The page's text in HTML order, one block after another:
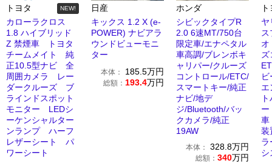
トヨタ NEW!
カローラクロス
1.8 ハイブリッド
Z 禁煙車 トヨタ
チームメイト 純
正10.5型ナビ 全
周囲カメラ レー
ダークルーズ ブ
ラインドスポット
モニター LEDシ
ーケンシャルター
ンランプ ハーフ
レザーシート パ
ワーシート
日産
キックス 1.2 X (e-
POWER) ナビアラ
ウンドビューモニ
ター
本体： 185.5万円
総額： 193.4万円
ホンダ
シビックタイプR
2.0 6速MT/750台
限定車/エナペタル
車高調/ブレンボキ
ャリパー/クルーズ
コントロール/ETC/
スマートキー/純正
ナビ/地デ
ジ/Bluetooth/バッ
クカメラ/純正
19AW
本体： 328.8万円
総額： 340万円
ヤ
車
装
シ